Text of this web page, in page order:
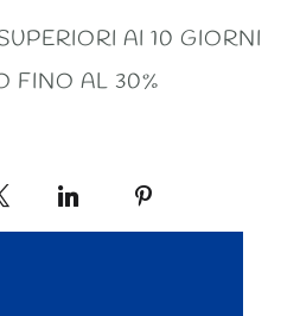
AI 10 GIORNI
FINO AL 30%
LinkedIn